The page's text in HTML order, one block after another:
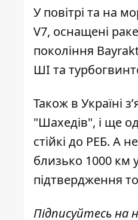
У повітрі та на
V7, оснащені
покоління
ШІ та
Також в Україні
"Шахедів", і ще
стійкі до РЕБ. А
близько 1000 км
підтвердження
Підписуйтесь на